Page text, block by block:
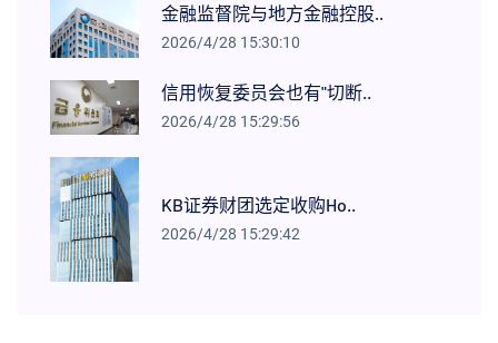
金融监督院与地方金融控股..
2026/4/28 15:30:10
信用恢复委员会也有"切断..
2026/4/28 15:29:56
KB证券财团选定收购Ho..
2026/4/28 15:29:42